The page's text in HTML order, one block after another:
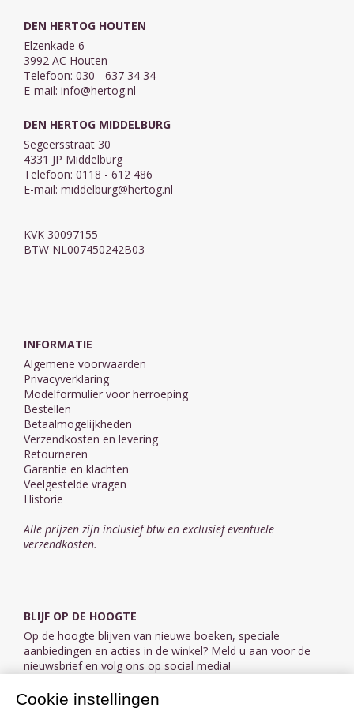
DEN HERTOG HOUTEN
Elzenkade 6
3992 AC Houten
Telefoon: 030 - 637 34 34
E-mail: info@hertog.nl
DEN HERTOG MIDDELBURG
Segeersstraat 30
4331 JP Middelburg
Telefoon: 0118 - 612 486
E-mail: middelburg@hertog.nl
KVK 30097155
BTW NL007450242B03
INFORMATIE
Algemene voorwaarden
Privacyverklaring
Modelformulier voor herroeping
Bestellen
Betaalmogelijkheden
Verzendkosten en levering
Retourneren
Garantie en klachten
Veelgestelde vragen
Historie
Alle prijzen zijn inclusief btw en exclusief eventuele
verzendkosten.
BLIJF OP DE HOOGTE
Op de hoogte blijven van nieuwe boeken, speciale
aanbiedingen en acties in de winkel? Meld u aan voor de
nieuwsbrief en volg ons op social media!
Aanmelden nieuwsbrief
Cookie instellingen